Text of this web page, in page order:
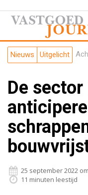
Nieuws Uitgelicht
De
25 september 2022
11 minuten leestijd